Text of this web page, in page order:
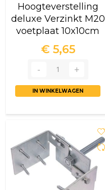
Hoogteverstelling
deluxe Verzinkt M20
voetplaat 10x10cm
€ 5,65
IN WINKELWAGEN